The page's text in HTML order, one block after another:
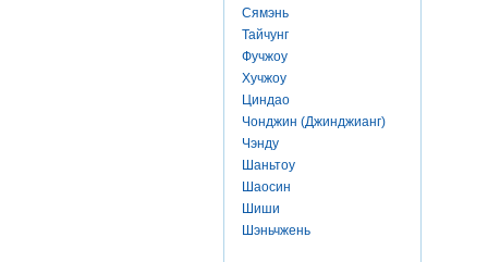
Сямэнь
Тайчунг
Фучжоу
Хучжоу
Циндао
Чонджин (Джинджианг)
Чэнду
Шаньтоу
Шаосин
Шиши
Шэньчжень